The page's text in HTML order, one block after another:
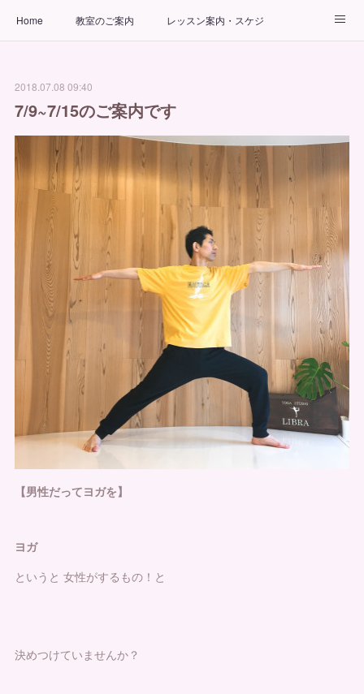
Home 教室のご案内 レッスン案内・スケジュール
出張ヨガ教室
2018.07.08 09:40
7/9~7/15のご案内です
【男性だってヨガを】
ヨガ
というと 女性がするもの！と
決めつけていませんか？